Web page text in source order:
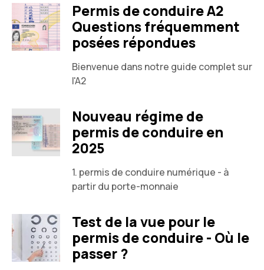
Permis de conduire A2
Questions fréquemment
posées répondues
Bienvenue dans notre guide complet sur
l'A2
Nouveau régime de
permis de conduire en
2025
1. permis de conduire numérique - à
partir du porte-monnaie
Test de la vue pour le
permis de conduire - Où le
passer ?